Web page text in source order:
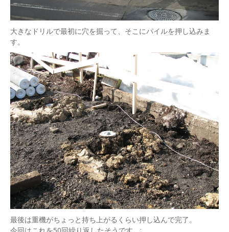
大きなドリルで最初に穴を掘って、そこにパイルを押し込みま
す。
最後は重機がちょっと持ち上がるくらい押し込んで完了。